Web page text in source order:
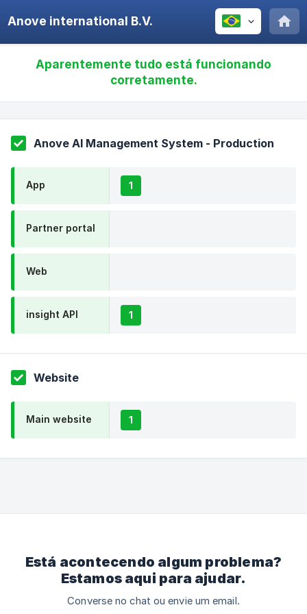
Anove international B.V.
Aparentemente tudo está funcionando
corretamente.
Anove AI Management System - Production
App 1
Partner portal
Web
insight API 1
Website
Main website 1
Está acontecendo algum problema?
Estamos aqui para ajudar.
Converse no chat ou envie um email.